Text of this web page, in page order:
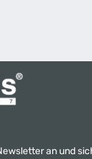
an und